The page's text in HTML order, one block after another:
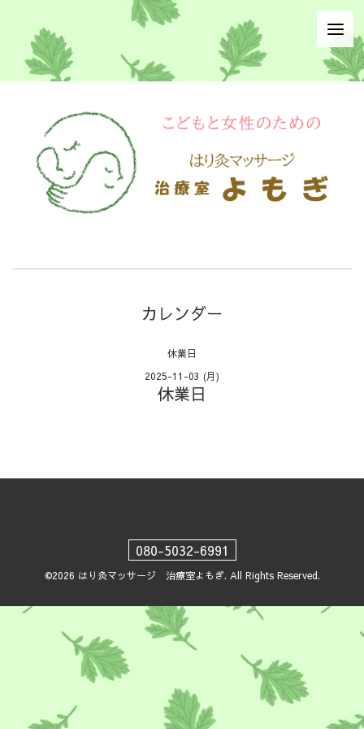
カレンダー
休業日
2025-11-03 (月)
休業日
080-5032-6991
©2026 はり灸マッサージ 治療室よもぎ. All Rights Reserved.